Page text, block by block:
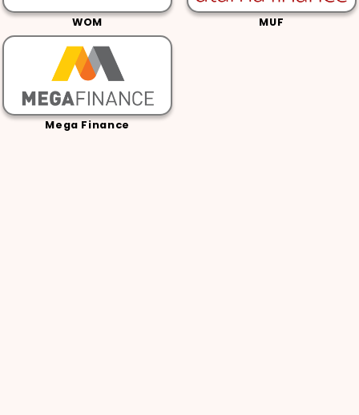
WOM MUF
Mega Finance